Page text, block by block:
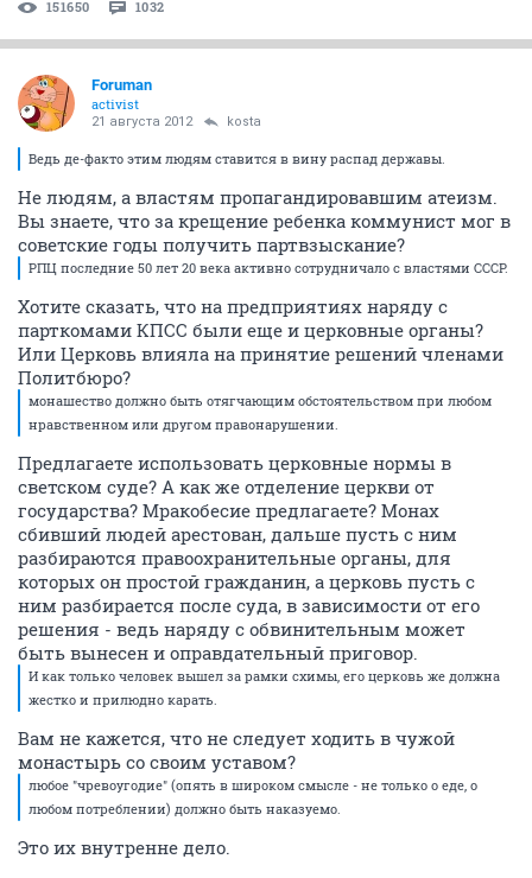
151650 1032
Foruman
activist
21 августа 2012 kosta
Ведь де-факто этим людям ставится в вину распад державы.
Не людям, а властям пропагандировавшим атеизм.
Вы знаете, что за крещение ребенка коммунист мог в
советские годы получить партвзыскание?
РПЦ последние 50 лет 20 века активно сотрудничало с властями СССР.
Хотите сказать, что на предприятиях наряду с
парткомами КПСС были еще и церковные органы?
Или Церковь влияла на принятие решений членами
Политбюро?
монашество должно быть отягчающим обстоятельством при любом
нравственном или другом правонарушении.
Предлагаете использовать церковные нормы в
светском суде? А как же отделение церкви от
государства? Мракобесие предлагаете? Монах
сбивший людей арестован, дальше пусть с ним
разбираются правоохранительные органы, для
которых он простой гражданин, а церковь пусть с
ним разбирается после суда, в зависимости от его
решения - ведь наряду с обвинительным может
быть вынесен и оправдательный приговор.
И как только человек вышел за рамки схимы, его церковь же должна
жестко и прилюдно карать.
Вам не кажется, что не следует ходить в чужой
монастырь со своим уставом?
любое "чревоугодие" (опять в широком смысле - не только о еде, о
любом потреблении) должно быть наказуемо.
Это их внутренне дело.